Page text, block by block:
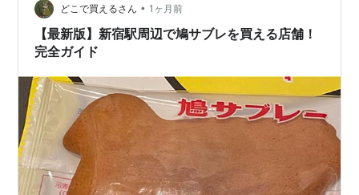
加えるだけで、味に深みと香りをプラスできることか
ら、リピート買いする方が多いです。 どこで購入できる
のかという疑問を抱く方もいるでし…
どこで買えるさん • 1ヶ月前
【最新版】新宿駅周辺で鳩サブレを買える店舗！
完全ガイド